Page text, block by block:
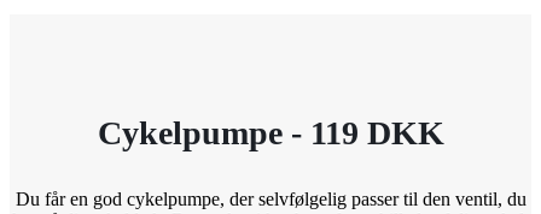
Cykelpumpe - 119 DKK
Du får en god cykelpumpe, der selvfølgelig passer til den ventil, du